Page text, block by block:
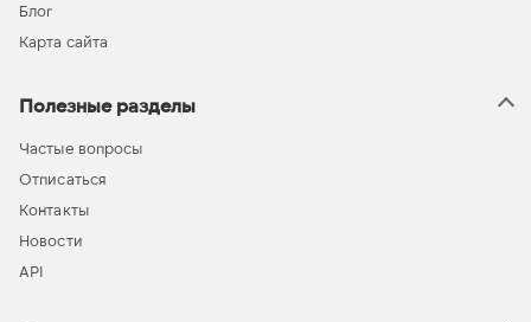
Блог
Карта сайта
Полезные разделы
Частые вопросы
Отписаться
Контакты
Новости
API